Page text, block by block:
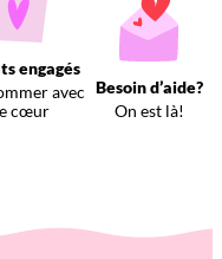
engagés
avec
cœur
Besoin d’aide?
On est là!